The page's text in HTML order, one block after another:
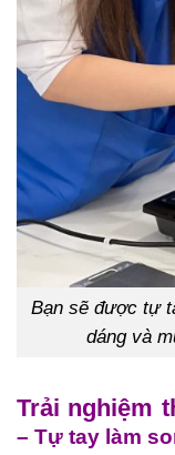
Bạn sẽ được tự
dáng và
Trải nghiệm
– Tự tay làm